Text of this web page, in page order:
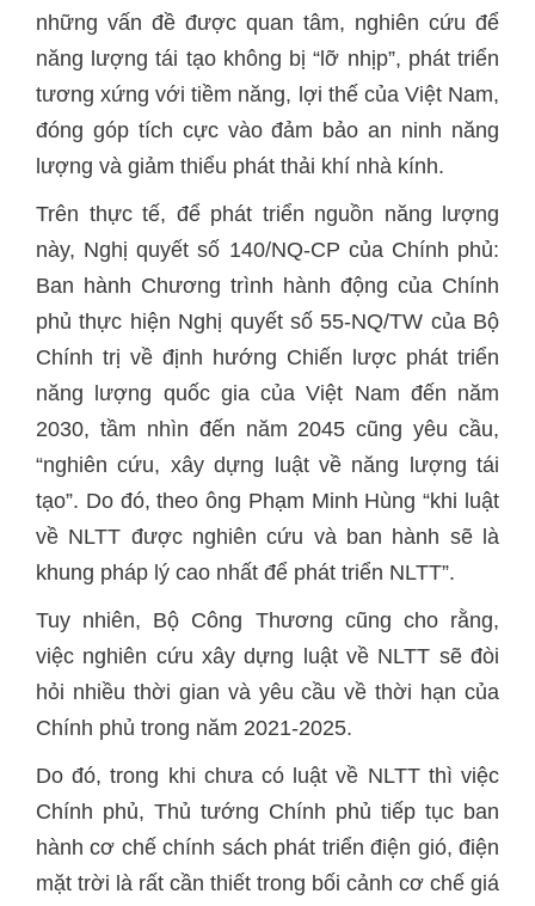
những vấn đề được quan tâm, nghiên cứu để
năng lượng tái tạo không bị “lỡ nhịp”, phát triển
tương xứng với tiềm năng, lợi thế của Việt Nam,
đóng góp tích cực vào đảm bảo an ninh năng
lượng và giảm thiểu phát thải khí nhà kính.
Trên thực tế, để phát triển nguồn năng lượng
này, Nghị quyết số 140/NQ-CP của Chính phủ:
Ban hành Chương trình hành động của Chính
phủ thực hiện Nghị quyết số 55-NQ/TW của Bộ
Chính trị về định hướng Chiến lược phát triển
năng lượng quốc gia của Việt Nam đến năm
2030, tầm nhìn đến năm 2045 cũng yêu cầu,
“nghiên cứu, xây dựng luật về năng lượng tái
tạo”. Do đó, theo ông Phạm Minh Hùng “khi luật
về NLTT được nghiên cứu và ban hành sẽ là
khung pháp lý cao nhất để phát triển NLTT”.
Tuy nhiên, Bộ Công Thương cũng cho rằng,
việc nghiên cứu xây dựng luật về NLTT sẽ đòi
hỏi nhiều thời gian và yêu cầu về thời hạn của
Chính phủ trong năm 2021-2025.
Do đó, trong khi chưa có luật về NLTT thì việc
Chính phủ, Thủ tướng Chính phủ tiếp tục ban
hành cơ chế chính sách phát triển điện gió, điện
mặt trời là rất cần thiết trong bối cảnh cơ chế giá